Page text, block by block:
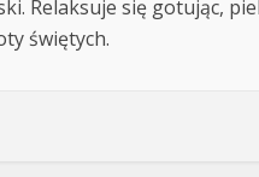
Relaksuje się gotując,
świętych.